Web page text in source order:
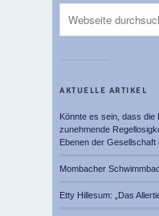
AKTUELLE ARTIKEL
Könnte es sein, dass die
zunehmende
Ebenen der Gesellschaft
Mombacher
Etty Hillesum: „Das